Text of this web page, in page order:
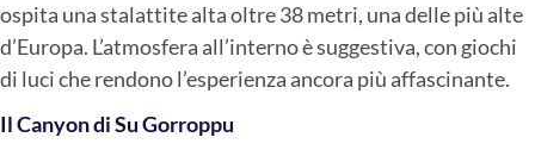
ospita una stalattite alta oltre 38 metri, una delle più alte
d’Europa. L’atmosfera all’interno è suggestiva, con giochi
di luci che rendono l’esperienza ancora più affascinante.
Il Canyon di Su Gorroppu